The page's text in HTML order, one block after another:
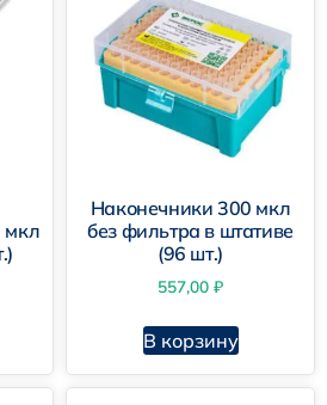
мкл
Наконечники 300 мкл
без фильтра в штативе
(96 шт.)
557,00 ₽
В корзину